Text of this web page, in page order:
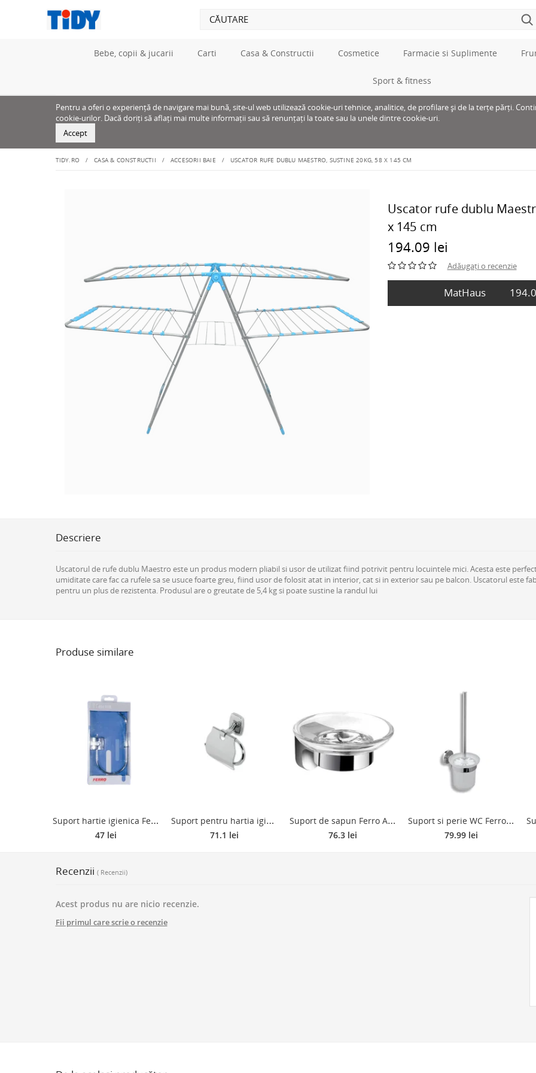
Bebe, copii & jucarii Carti Casa & Constructii Cosmetice Farmacie si Suplimente
Sport & fitness
Pentru a oferi o experiență de navigare mai bună, site-ul web utilizează cookie-uri tehnice, analitice, de profilare și de la terțe părți.
cookie-urilor. Dacă doriți să aflați mai multe informații sau să renunțați la toate sau la unele dintre cookie-uri.
Accept
TIDY.RO CASA & CONSTRUCTII ACCESORII BAIE USCATOR RUFE DUBLU MAESTRO, SUSTINE 20KG, 58 X 145 CM
Uscator rufe dublu
x 145 cm
194.09 lei
Adăugați o recenzie
MatHaus
Descriere
Uscatorul de rufe dublu Maestro este un produs modern pliabil si usor de utilizat fiind potrivit pentru locuintele mici. Acesta este
umiditate care fac ca rufele sa se usuce foarte greu, fiind usor de folosit atat in interior, cat si in exterior sau pe balcon. Uscatorul este
pentru un plus de rezistenta. Produsul are o greutate de 5,4 kg si poate sustine la randul lui
Produse similare
S
uport hartie igienica Ferro Cascata E15, cromat
47 lei
S
uport pentru hartia igienica Ferro Orfeus 6938.0, cu clapeta, metal, cromat
71.1 lei
S
uport de sapun Ferro Audrey AD02, metal/sticla, argintiu/transparent
76.3 lei
S
uport si perie WC Ferro Mephisto 6833.0, metal/sticla, argintiu
79.99 lei
Recenzii ( Recenzii)
Acest produs nu are nicio recenzie.
Fii primul care scrie o recenzie